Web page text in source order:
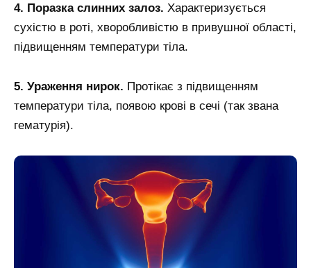
4. Поразка слинних залоз. Характеризується
сухістю в роті, хворобливістю в привушної області,
підвищенням температури тіла.
5. Ураження нирок. Протікає з підвищенням
температури тіла, появою крові в сечі (так звана
гематурія).